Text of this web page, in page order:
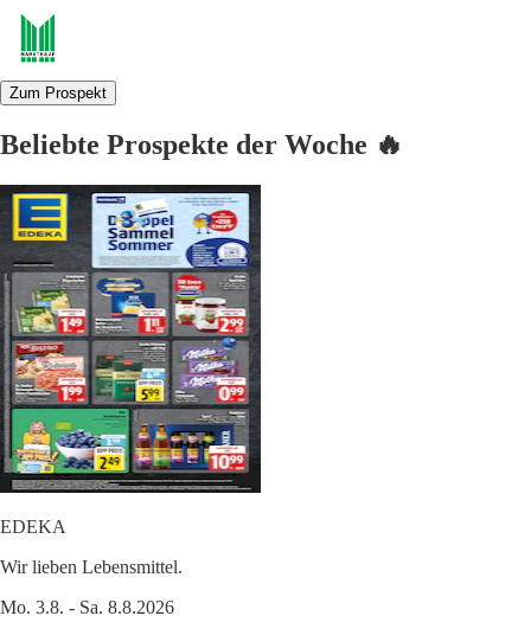
Zum Prospekt
Beliebte Prospekte der Woche 🔥
EDEKA
Wir lieben Lebensmittel.
Mo. 3.8. - Sa. 8.8.2026